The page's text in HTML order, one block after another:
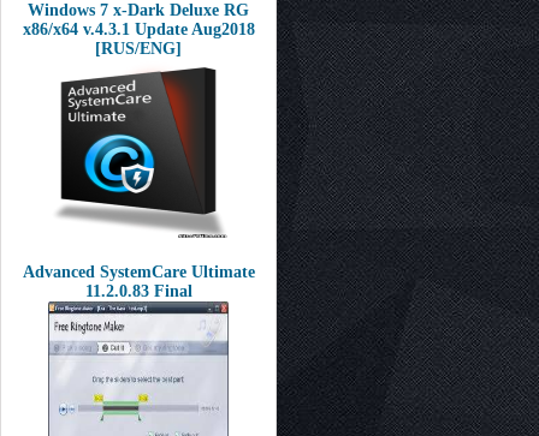
Windows 7 x-Dark Deluxe RG
x86/x64 v.4.3.1 Update Aug2018
[RUS/ENG]
Advanced SystemCare Ultimate
11.2.0.83 Final